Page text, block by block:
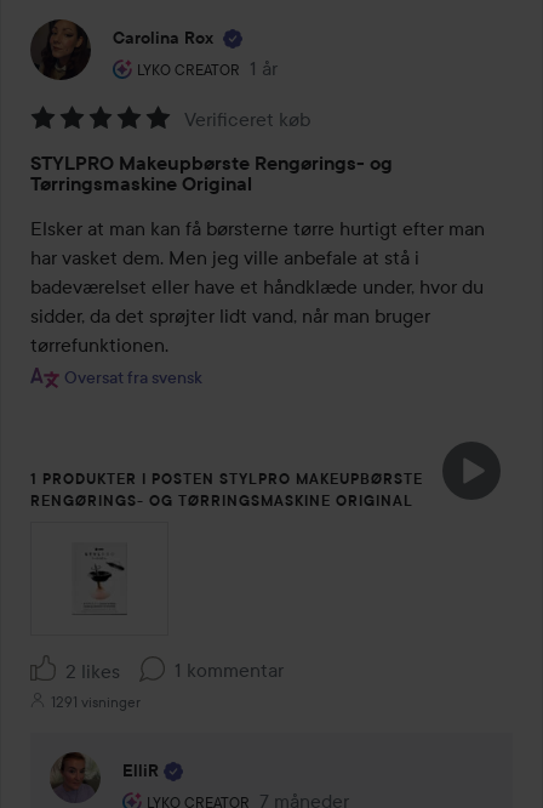
Carolina Rox
LYKO CREATOR
Brugerens rolle: Lyko Creator.
1 år
Posten blev oprettet 1 år
5
af
5
Verificeret køb
STYLPRO Makeupbørste Rengørings- og
Tørringsmaskine Original
Elsker at man kan få børsterne tørre hurtigt efter man
har vasket dem. Men jeg ville anbefale at stå i
badeværelset eller have et håndklæde under, hvor du
sidder, da det sprøjter lidt vand, når man bruger
tørrefunktionen.
Oversat fra svensk
1 PRODUKTER I POSTEN STYLPRO MAKEUPBØRSTE
RENGØRINGS- OG TØRRINGSMASKINE ORIGINAL
2 likes 1 kommentar
1291 visninger
ElliR
LYKO CREATOR
Brugerens rolle: Lyko Creator.
7 måneder
Kommentaren lades 7 måneder